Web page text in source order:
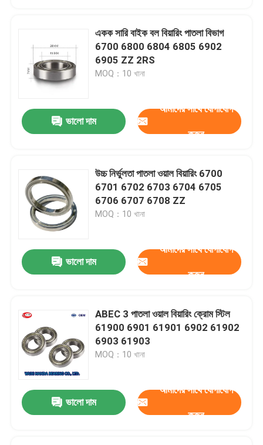
একক সারি বাইক বল বিয়ারিং পাতলা বিভাগ
6700 6800 6804 6805 6902
6905 ZZ 2RS
MOQ：10 খানা
ভালো দাম
আমাদের সাথে যোগাযোগ
করুন
উচ্চ নির্ভুলতা পাতলা ওয়াল বিয়ারিং 6700
6701 6702 6703 6704 6705
6706 6707 6708 ZZ
MOQ：10 খানা
ভালো দাম
আমাদের সাথে যোগাযোগ
করুন
ABEC 3 পাতলা ওয়াল বিয়ারিং ক্রোম স্টিল
61900 6901 61901 6902 61902
6903 61903
MOQ：10 খানা
ভালো দাম
আমাদের সাথে যোগাযোগ
করুন